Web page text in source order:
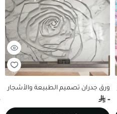
ورق جدران تصميم الطبيعة والأشجار
-